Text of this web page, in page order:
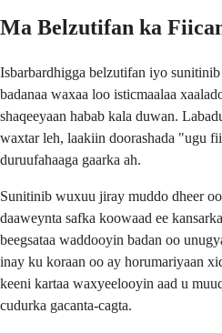
Ma Belzutifan ka
Isbarbardhigga belzutifan iyo sunitinib
badanaa waxaa loo isticmaalaa
shaqeeyaan habab kala duwan.
waxtar leh, laakiin doorashada "ugu
duruufahaaga gaarka ah.
Sunitinib wuxuu jiray muddo dheer
daaweynta safka koowaad ee
beegsataa waddooyin badan oo
inay ku koraan oo ay horumariyaan
keeni kartaa waxyeelooyin aad u
cudurka gacanta-cagta.